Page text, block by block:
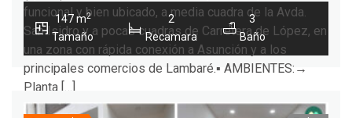
funcional y bien ubicado, a media cuadra de la Avda.
San Isidro y a pocas cuadras de Carretera de López, en
una zona con rápida conexión a Asunción y a los
principales comercios de Lambaré.▪︎ AMBIENTES:→
Planta […]
147 m2
Tamaño
2
Recamara
3
Baño